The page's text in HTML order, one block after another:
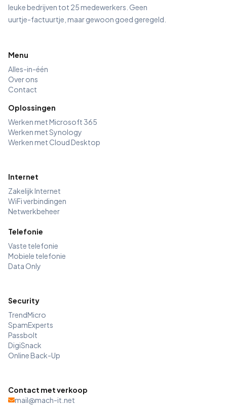
leuke bedrijven tot 25 medewerkers. Geen
uurtje-factuurtje, maar gewoon goed geregeld.
Menu
Alles-in-één
Over ons
Contact
Oplossingen
Werken met Microsoft 365
Werken met Synology
Werken met Cloud Desktop
Internet
Zakelijk Internet
WiFi verbindingen
Netwerkbeheer
Telefonie
Vaste telefonie
Mobiele telefonie
Data Only
Security
TrendMicro
SpamExperts
Passbolt
DigiSnack
Online Back-Up
Contact met verkoop
mail@mach-it.net